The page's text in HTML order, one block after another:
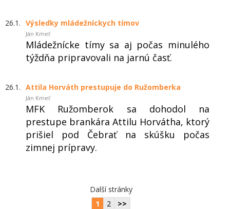
26.1. Výsledky mládežníckych tímov
Ján Kmeť
Mládežnícke tímy sa aj počas minulého
týždňa pripravovali na jarnú časť.
26.1. Attila Horváth prestupuje do Ružomberka
Ján Kmeť
MFK Ružomberok sa dohodol na
prestupe brankára Attilu Horvátha, ktorý
prišiel pod Čebrať na skúšku počas
zimnej prípravy.
Další stránky
1
2 >>